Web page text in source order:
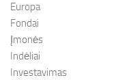
Europa
Fondai
Įmonės
Indėliai
Investavimas